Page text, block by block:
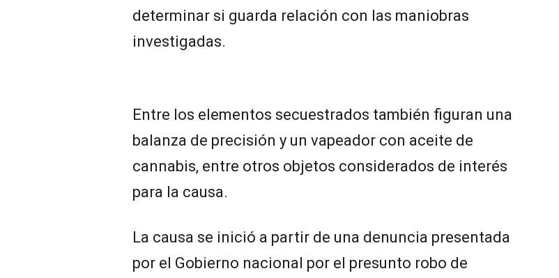
determinar si guarda relación con las maniobras
investigadas.
Entre los elementos secuestrados también figuran una
balanza de precisión y un vapeador con aceite de
cannabis, entre otros objetos considerados de interés
para la causa.
La causa se inició a partir de una denuncia presentada
por el Gobierno nacional por el presunto robo de